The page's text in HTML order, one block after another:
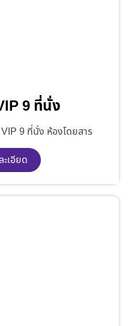
9 ที่นั่ง
9 ที่นั่ง ห้องโดยสาร
เอียด